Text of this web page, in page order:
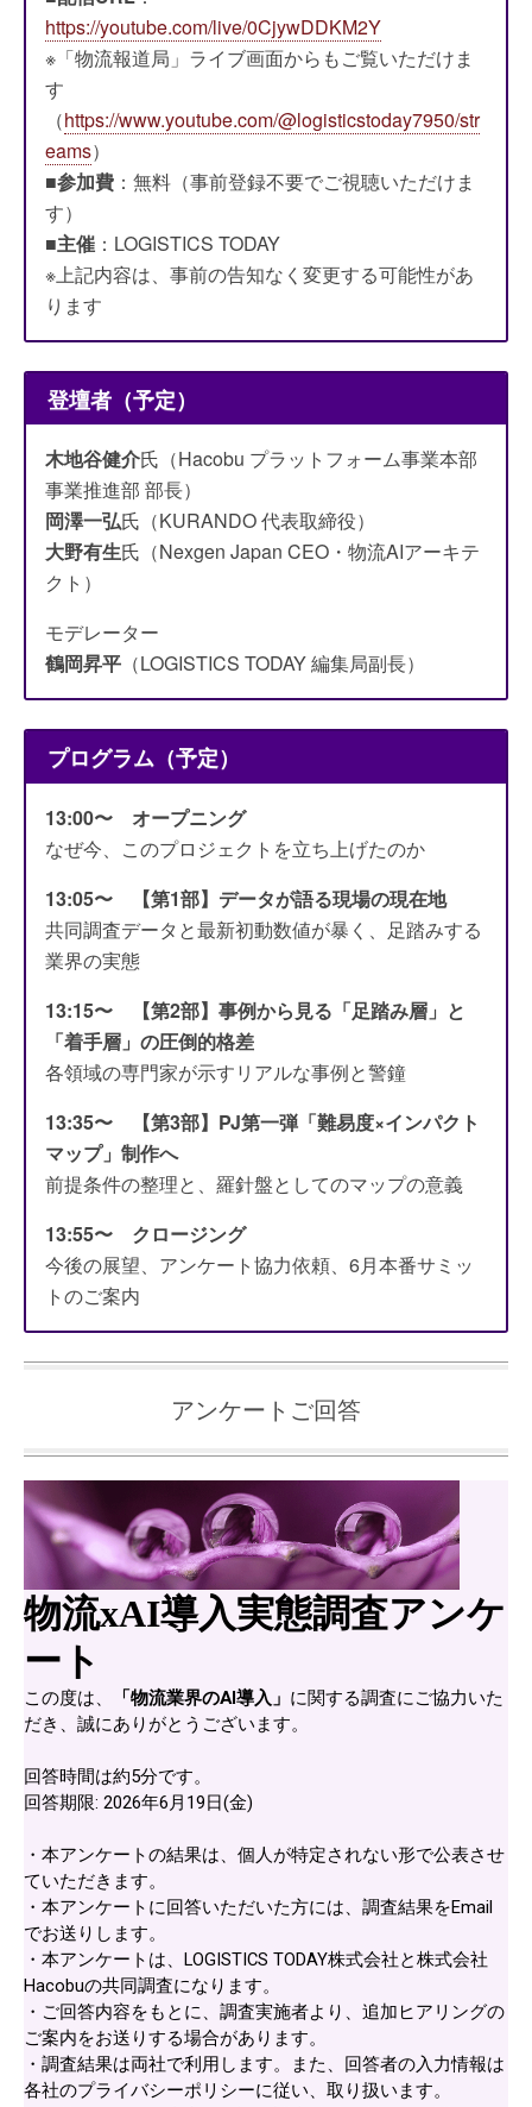
https://youtube.com/live/0CjywDDKM2Y
※「物流報道局」ライブ画面からもご覧いただけま
す
（https://www.youtube.com/@logisticstoday7950/str
eams）
■参加費 ：無料（事前登録不要でご視聴いただけま
す）
■主催 ：LOGISTICS TODAY
※上記内容は、事前の告知なく変更する可能性があ
ります
登壇者（予定）
木地谷健介氏（Hacobu プラットフォーム事業本部
事業推進部 部長）
岡澤一弘氏（KURANDO 代表取締役）
大野有生氏（Nexgen Japan CEO・物流AIアーキテ
クト）
モデレーター
鶴岡昇平 （LOGISTICS TODAY 編集局副長）
プログラム（予定）
13:00〜 オープニング
なぜ今、このプロジェクトを立ち上げたのか
13:05〜 【第1部】データが語る現場の現在地
共同調査データと最新初動数値が暴く、足踏みする
業界の実態
13:15〜 【第2部】事例から見る「足踏み層」と
「着手層」の圧倒的格差
各領域の専門家が示すリアルな事例と警鐘
13:35〜 【第3部】PJ第一弾「難易度×インパクト
マップ」制作へ
前提条件の整理と、羅針盤としてのマップの意義
13:55〜 クロージング
今後の展望、アンケート協力依頼、6月本番サミッ
トのご案内
アンケートご回答